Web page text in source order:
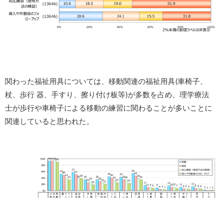
関わった福祉用具については、移動関連の福祉用具(車椅子、
杖、歩行 器、手すり、擦り付け板等)が多数を占め、理学療法
士が歩行や車椅子による移動の練習に関わることが多いことに
関連していると思われた。